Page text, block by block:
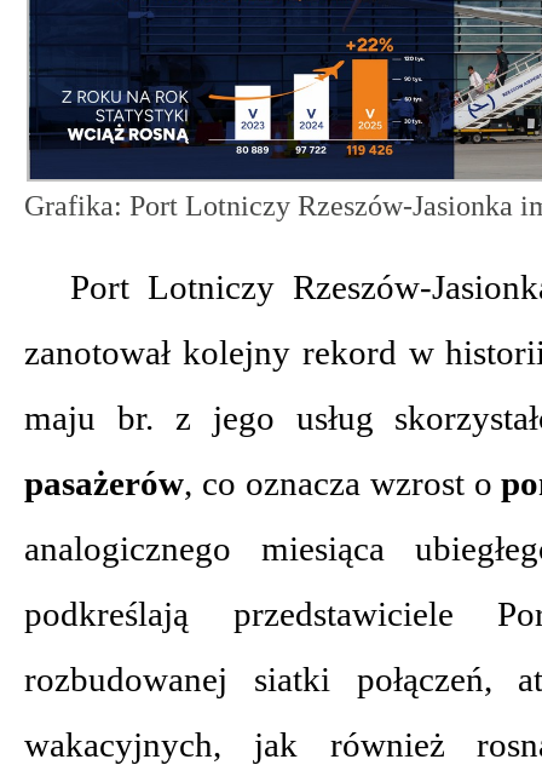
Grafika: Port Lotniczy Rzeszów-Jasionka
Port Lotniczy Rzeszów-
zanotował kolejny rekord w
maju br. z jego usług
pasażerów, co oznacza wzrost o
analogicznego miesiąca
podkreślają przedstawiciele
rozbudowanej siatki połączeń,
wakacyjnych, jak również